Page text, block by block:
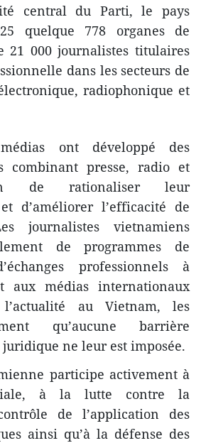
central du Parti, le pays
quelque 778 organes de
21 000 journalistes titulaires
dans les secteurs de
radiophonique et
ont développé des
combinant presse, radio et
de rationaliser leur
d’améliorer l’efficacité de
journalistes vietnamiens
de programmes de
professionnels à
aux médias internationaux
au Vietnam, les
qu’aucune barrière
ne leur est imposée.
participe activement à
à la lutte contre la
de l’application des
ainsi qu’à la défense des